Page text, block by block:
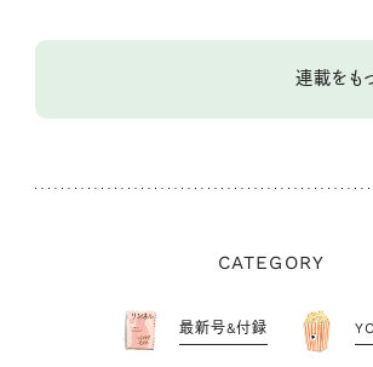
連載をも
CATEGORY
最新号&付録